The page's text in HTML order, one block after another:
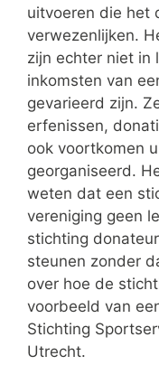
uitvoeren die het
verwezenlijken.
zijn echter niet in
inkomsten van
gevarieerd zijn.
erfenissen,
ook voortkomen
georganiseerd.
weten dat een
vereniging geen
stichting
steunen zonder
over hoe de
voorbeeld van
Stichting
Utrecht.